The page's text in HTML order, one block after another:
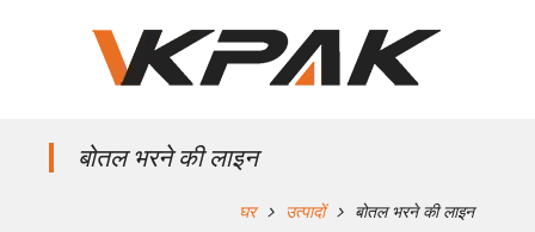
बोतल भरने की लाइन
घर उत्पादों बोतल भरने की लाइन